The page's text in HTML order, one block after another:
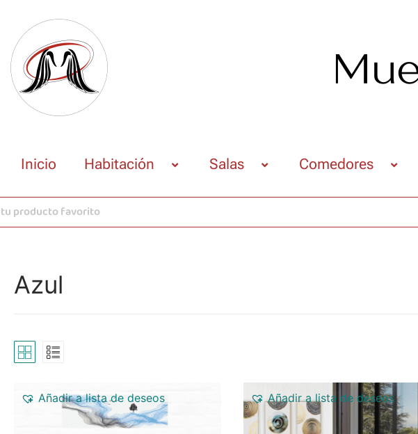
Inicio Habitación Salas Comedores
Azul
Añadir a lista de deseos Añadir a lista de deseos